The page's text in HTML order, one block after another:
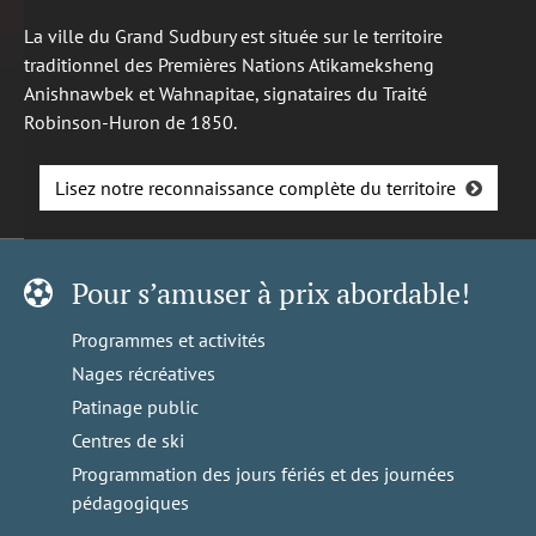
La ville du Grand Sudbury est située sur le territoire
traditionnel des Premières Nations Atikameksheng
Anishnawbek et Wahnapitae, signataires du Traité
Robinson-Huron de 1850.
Lisez notre reconnaissance complète du territoire
Pour s’amuser à prix abordable!
Programmes et activités
Nages récréatives
Patinage public
Centres de ski
Programmation des jours fériés et des journées
pédagogiques